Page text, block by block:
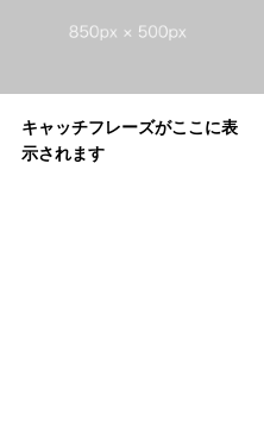
キャッチフレーズがここに表
示されます